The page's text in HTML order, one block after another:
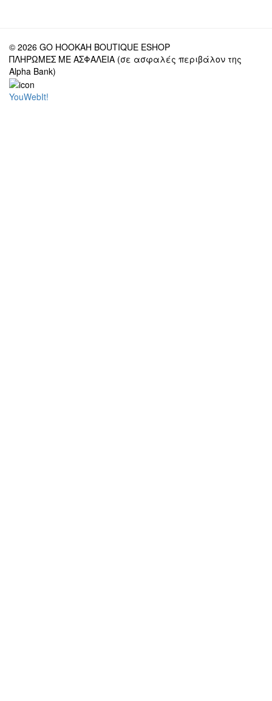
© 2026 GO HOOKAH BOUTIQUE ESHOP
ΠΛΗΡΩΜΕΣ ΜΕ ΑΣΦΑΛΕΙΑ (σε ασφαλές περιβάλον της
Alpha Bank)
YouWebIt!